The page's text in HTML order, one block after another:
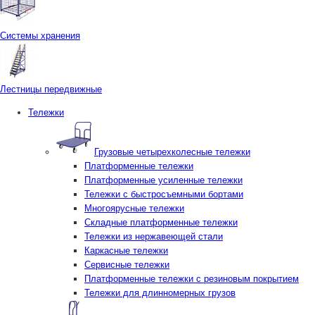
Системы хранения
Лестницы передвижные
Тележки
Грузовые четырехколесные тележки
Платформенные тележки
Платформенные усиленные тележки
Тележки с быстросъемными бортами
Многоярусные тележки
Складные платформенные тележки
Тележки из нержавеющей стали
Каркасные тележки
Сервисные тележки
Платформенные тележки с резиновым покрытием
Тележки для длинномерных грузов